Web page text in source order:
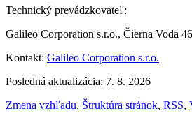
Technický prevádzkovateľ:
Galileo Corporation s.r.o., Čierna Voda
Kontakt: Galileo Corporation s.r.o.
Posledná aktualizácia: 7. 8. 2026
Zmena vzhľadu, Štruktúra stránok, RSS,